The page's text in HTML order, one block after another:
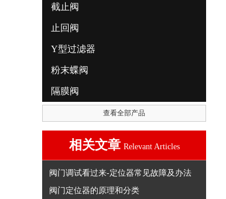
截止阀
止回阀
Y型过滤器
粉末蝶阀
隔膜阀
查看全部产品
相关文章 Relevant Articles
阀门调试看过来-定位器常见故障及办法
阀门定位器的原理和分类